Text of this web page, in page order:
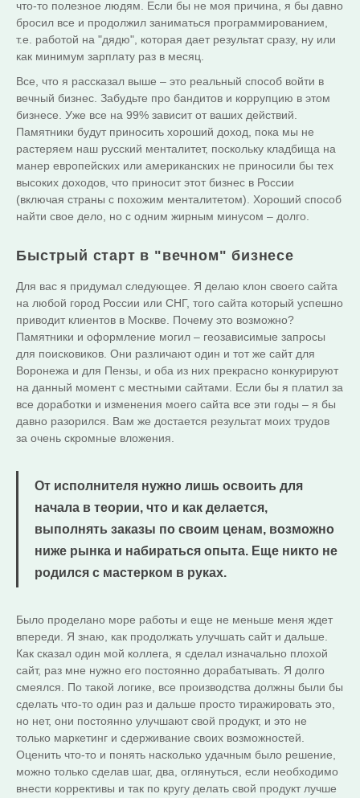
что-то полезное людям. Если бы не моя причина, я бы давно
бросил все и продолжил заниматься программированием,
т.е. работой на "дядю", которая дает результат сразу, ну или
как минимум зарплату раз в месяц.
Все, что я рассказал выше – это реальный способ войти в
вечный бизнес. Забудьте про бандитов и коррупцию в этом
бизнесе. Уже все на 99% зависит от ваших действий.
Памятники будут приносить хороший доход, пока мы не
растеряем наш русский менталитет, поскольку кладбища на
манер европейских или американских не приносили бы тех
высоких доходов, что приносит этот бизнес в России
(включая страны с похожим менталитетом). Хороший способ
найти свое дело, но с одним жирным минусом – долго.
Быстрый старт в "вечном" бизнесе
Для вас я придумал следующее. Я делаю клон своего сайта
на любой город России или СНГ, того сайта который успешно
приводит клиентов в Москве. Почему это возможно?
Памятники и оформление могил – геозависимые запросы
для поисковиков. Они различают один и тот же сайт для
Воронежа и для Пензы, и оба из них прекрасно конкурируют
на данный момент с местными сайтами. Если бы я платил за
все доработки и изменения моего сайта все эти годы – я бы
давно разорился. Вам же достается результат моих трудов
за очень скромные вложения.
От исполнителя нужно лишь освоить для
начала в теории, что и как делается,
выполнять заказы по своим ценам, возможно
ниже рынка и набираться опыта. Еще никто не
родился с мастерком в руках.
Было проделано море работы и еще не меньше меня ждет
впереди. Я знаю, как продолжать улучшать сайт и дальше.
Как сказал один мой коллега, я сделал изначально плохой
сайт, раз мне нужно его постоянно дорабатывать. Я долго
смеялся. По такой логике, все производства должны были бы
сделать что-то один раз и дальше просто тиражировать это,
но нет, они постоянно улучшают свой продукт, и это не
только маркетинг и сдерживание своих возможностей.
Оценить что-то и понять насколько удачным было решение,
можно только сделав шаг, два, оглянуться, если необходимо
внести коррективы и так по кругу делать свой продукт лучше